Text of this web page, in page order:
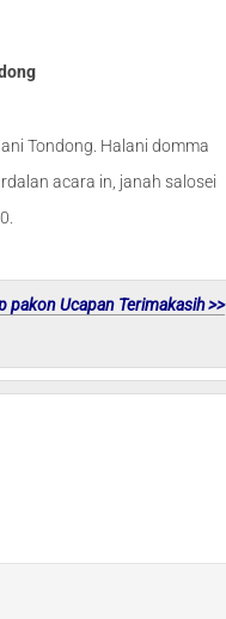
Tondong. Halani domma
acara in, janah salosei
pakon Ucapan Terimakasih >>